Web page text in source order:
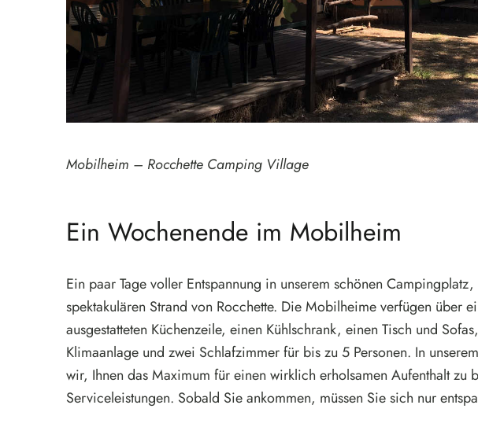
Mobilheim – Rocchette Camping Village
Ein Wochenende im Mobilheim
Ein paar Tage voller Entspannung in unserem schönen
spektakulären Strand von Rocchette. Die Mobilheime verfügen über
ausgestatteten Küchenzeile, einen Kühlschrank, einen Tisch und
Klimaanlage und zwei Schlafzimmer für bis zu 5 Personen. In
wir, Ihnen das Maximum für einen wirklich erholsamen Aufenthalt zu
Serviceleistungen. Sobald Sie ankommen, müssen Sie sich nur